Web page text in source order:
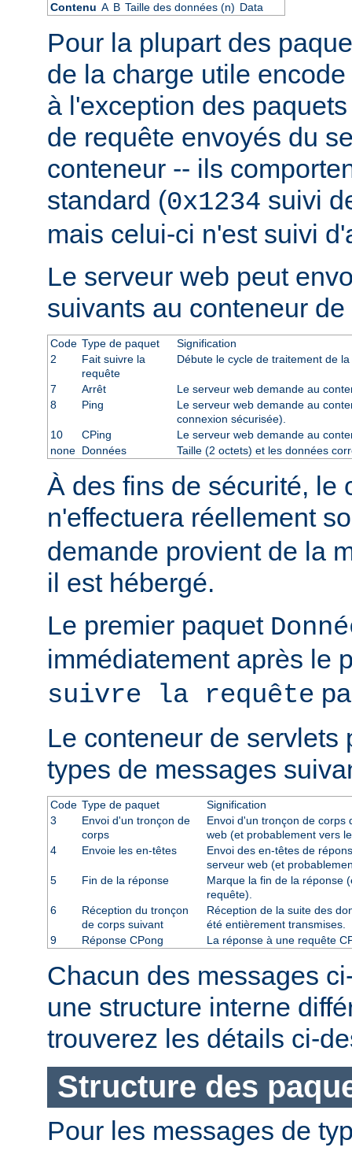
Contenu A B Taille des données (n) Data
Pour la plupart des
de la charge utile
à l'exception des
de requête envoyés du
conteneur -- ils
standard (0x1234 suivi
mais celui-ci n'est suivi
Le serveur web peut
suivants au conteneur
Code Type de paquet
Signification
2
Fait suivre la
requête
Débute le cycle de traitement de
7 Arrêt
Le serveur web demande au
8
Ping
Le serveur web demande au
connexion sécurisée).
10
CPing
Le serveur web demande au
none Données Taille (2 octets) et les données
À des fins de sécurité, le
n'effectuera réellement
demande provient de la
il est hébergé.
Le premier paquet
immédiatement après le
suivre la requête
Le conteneur de servlets
types de messages
Code Type de paquet
Signification
3
Envoi d'un tronçon de
corps
Envoi d'un tronçon de corps
web (et probablement vers
4
Envoie les en-têtes
Envoi des en-têtes de
serveur web (et
5
Fin de la réponse
Marque la fin de la réponse
requête).
6
Réception du tronçon
de corps suivant
Réception de la suite des
été entièrement transmises.
9
Réponse CPong La réponse à une requête
Chacun des messages
une structure interne
trouverez les détails ci-
Structure des
Pour les messages de